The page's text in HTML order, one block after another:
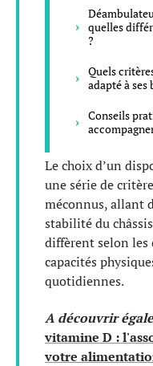
quelles
?
Quels
adapté à
Conseils
Le choix d’un
une série de
méconnus, allant
stabilité du
diffèrent selon les
capacités
quotidiennes.
A découvrir
vitamine D :
votre